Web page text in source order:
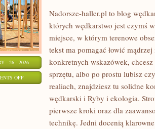
- 26 - 2026
OFFON
Nadorsze-haller.pl to blog
których wędkarstwo jest czymś
miejsce, w którym terenowe
tekst ma pomagać łowić
konkretnych wskazówek,
sprzętu, albo po prostu lubisz
realiach, znajdziesz tu solidne
wędkarski i Ryby i ekologia.
pierwsze kroki oraz dla
technikę. Jedni docenią